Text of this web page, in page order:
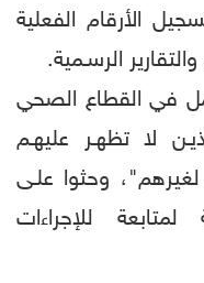
الأرقام الفعلية
الرسـمية.
في القطاع الصحي
لا تظهـر عليهـم
وحثوا علـى
لمتابعة للإجراءات